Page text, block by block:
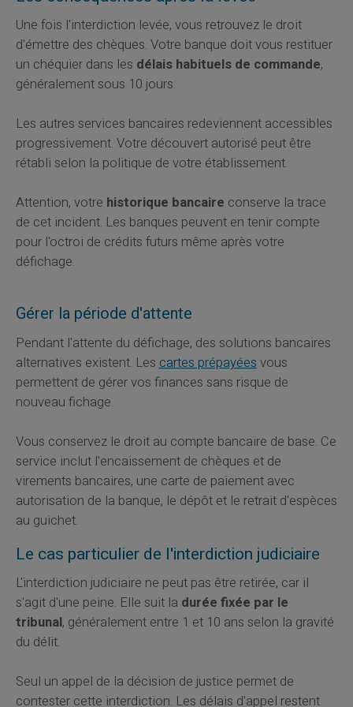
Une fois l'interdiction levée, vous retrouvez le droit
d'émettre des chèques. Votre banque doit vous restituer
un chéquier dans les délais habituels de commande,
généralement sous 10 jours.
Les autres services bancaires redeviennent accessibles
progressivement. Votre découvert autorisé peut être
rétabli selon la politique de votre établissement.
Attention, votre historique bancaire conserve la trace
de cet incident. Les banques peuvent en tenir compte
pour l'octroi de crédits futurs même après votre
défichage.
Gérer la période d'attente
Pendant l'attente du défichage, des solutions bancaires
alternatives existent. Lescartes prépayéesvous
permettent de gérer vos finances sans risque de
nouveau fichage.
Vous conservez le droit au compte bancaire de base. Ce
service inclut l'encaissement de chèques et de
virements bancaires, une carte de paiement avec
autorisation de la banque, le dépôt et le retrait d'espèces
au guichet.
Le cas particulier de l'interdiction judiciaire
L'interdiction judiciaire ne peut pas être retirée, car il
s'agit d'une peine. Elle suit la durée fixée par le
tribunal, généralement entre 1 et 10 ans selon la gravité
du délit.
Seul un appel de la décision de justice permet de
contester cette interdiction. Les délais d'appel restent